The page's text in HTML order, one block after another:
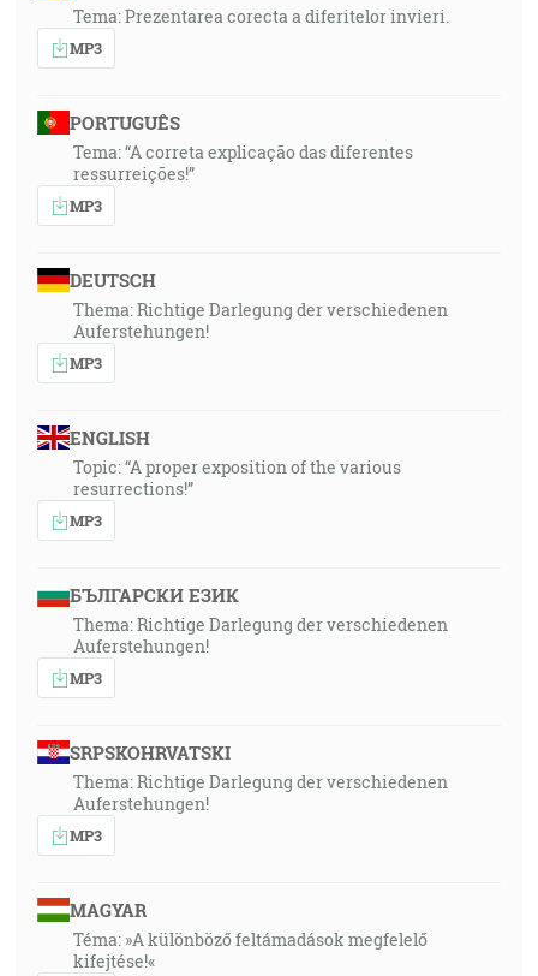
Tema: Prezentarea corecta a diferitelor invieri.
MP3
PORTUGUÊS
Tema: “A correta explicação das diferentes
ressurreições!”
MP3
DEUTSCH
Thema: Richtige Darlegung der verschiedenen
Auferstehungen!
MP3
ENGLISH
Topic: “A proper exposition of the various
resurrections!”
MP3
БЪЛГАРСКИ ЕЗИК
Thema: Richtige Darlegung der verschiedenen
Auferstehungen!
MP3
SRPSKOHRVATSKI
Thema: Richtige Darlegung der verschiedenen
Auferstehungen!
MP3
MAGYAR
Téma: »A különböző feltámadások megfelelő
kifejtése!«